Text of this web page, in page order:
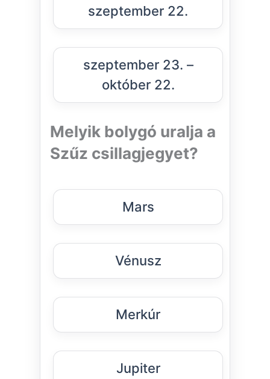
szeptember 22.
szeptember 23. –
október 22.
Melyik bolygó uralja a
Szűz csillagjegyet?
Mars
Vénusz
Merkúr
Jupiter